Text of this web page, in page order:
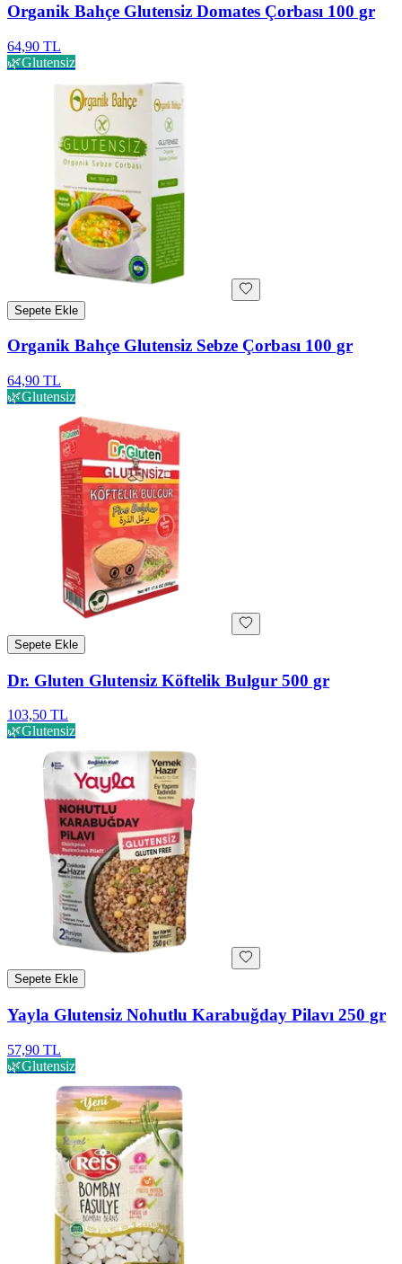
Organik Bahçe Glutensiz Domates Çorbası 100 gr
64,90 TL
🌿Glutensiz
Sepete Ekle
Organik Bahçe Glutensiz Sebze Çorbası 100 gr
64,90 TL
🌿Glutensiz
Sepete Ekle
Dr. Gluten Glutensiz Köftelik Bulgur 500 gr
103,50 TL
🌿Glutensiz
Sepete Ekle
Yayla Glutensiz Nohutlu Karabuğday Pilavı 250 gr
57,90 TL
🌿Glutensiz